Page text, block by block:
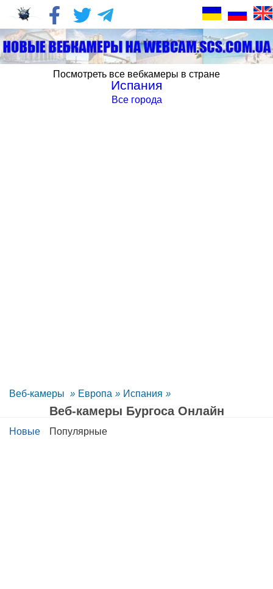
Посмотреть все вебкамеры в стране
Испания
Все города
Веб-камеры » Европа » Испания »
Веб-камеры Бургоса Oнлайн
Новые Популярные